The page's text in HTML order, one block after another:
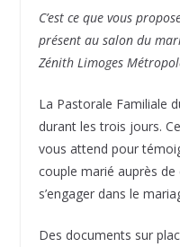
C’est ce que vous
présent au salon du
Zénith Limoges
La Pastorale Familiale
durant les trois jours.
vous attend pour
couple marié auprès
s’engager dans le
Des documents sur